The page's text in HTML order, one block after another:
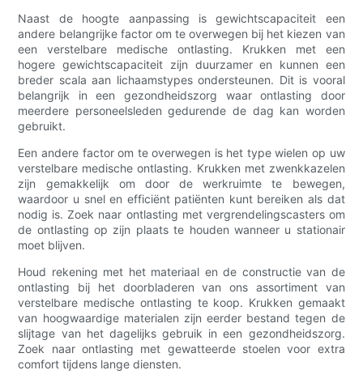
Naast de hoogte aanpassing is gewichtscapaciteit een
andere belangrijke factor om te overwegen bij het kiezen van
een verstelbare medische ontlasting. Krukken met een
hogere gewichtscapaciteit zijn duurzamer en kunnen een
breder scala aan lichaamstypes ondersteunen. Dit is vooral
belangrijk in een gezondheidszorg waar ontlasting door
meerdere personeelsleden gedurende de dag kan worden
gebruikt.
Een andere factor om te overwegen is het type wielen op uw
verstelbare medische ontlasting. Krukken met zwenkkazelen
zijn gemakkelijk om door de werkruimte te bewegen,
waardoor u snel en efficiënt patiënten kunt bereiken als dat
nodig is. Zoek naar ontlasting met vergrendelingscasters om
de ontlasting op zijn plaats te houden wanneer u stationair
moet blijven.
Houd rekening met het materiaal en de constructie van de
ontlasting bij het doorbladeren van ons assortiment van
verstelbare medische ontlasting te koop. Krukken gemaakt
van hoogwaardige materialen zijn eerder bestand tegen de
slijtage van het dagelijks gebruik in een gezondheidszorg.
Zoek naar ontlasting met gewatteerde stoelen voor extra
comfort tijdens lange diensten.